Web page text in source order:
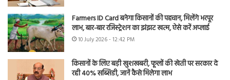
Farmers ID Card बनेगा किसानों की पहचान, मिलेंगे भरपूर
लाभ, बार-बार रजिस्ट्रेशन का झंझट खत्म, ऐसे करें अप्लाई
10 July 2026 - 12:42 PM
किसानों के लिए बड़ी खुशखबरी, फूलों की खेती पर सरकार दे
रही 40% सब्सिडी, जानें कैसे मिलेगा लाभ